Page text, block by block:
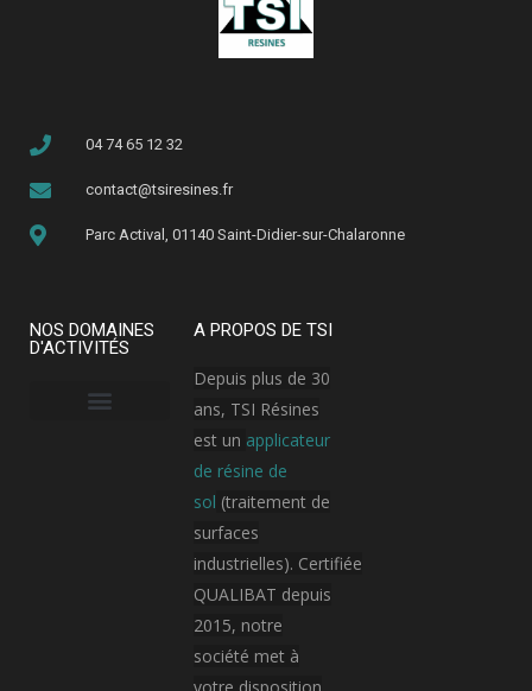
04 74 65 12 32
contact@tsiresines.fr
Parc Actival, 01140 Saint-Didier-sur-Chalaronne
NOS DOMAINES
D'ACTIVITÉS
A PROPOS DE TSI
Depuis plus de 30
ans, TSI Résines
est un applicateur
de résine de
sol (traitement de
surfaces
industrielles). Certifiée
QUALIBAT depuis
2015, notre
société met à